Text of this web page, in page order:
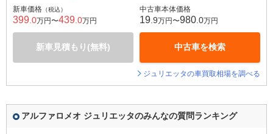
新車価格 （税込）
399 .0万円〜439 .0万円
新車見積もり(無料)
中古車本体価格
19 .9万円〜980 .0万円
中古車を検索
ジュリエッタの車買取相場を調べる
アルファロメオ ジュリエッタのみんなの質問ランキング